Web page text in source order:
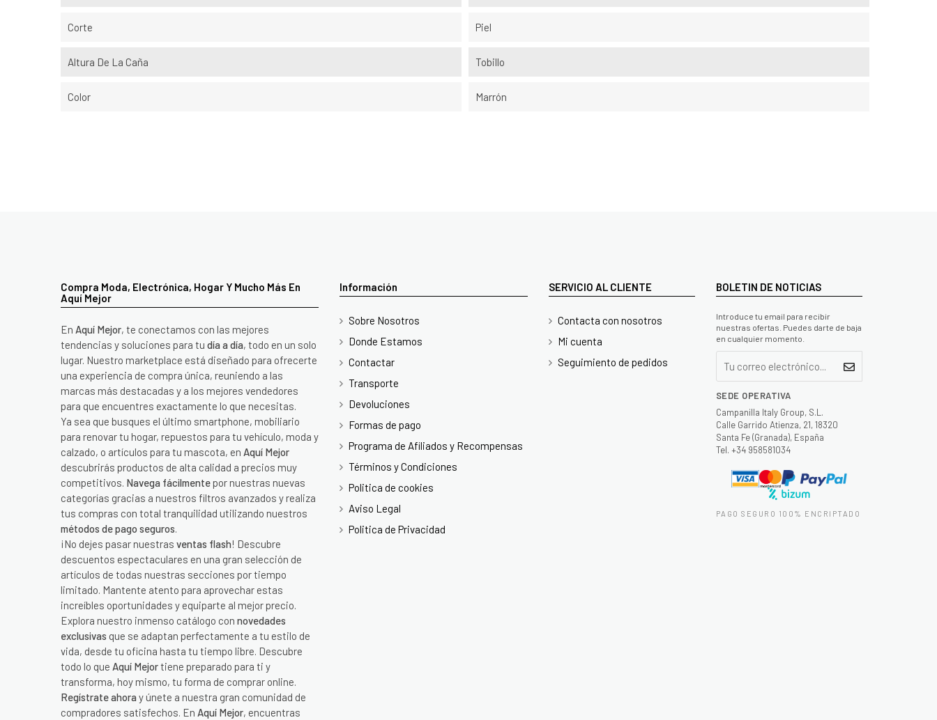
Corte Piel
Altura De La Caña Tobillo
Color Marrón
Compra Moda, Electrónica, Hogar Y Mucho Más En
Aquí Mejor
En Aquí Mejor, te conectamos con las mejores
tendencias y soluciones para tu día a día, todo en un solo
lugar. Nuestro marketplace está diseñado para ofrecerte
una experiencia de compra única, reuniendo a las
marcas más destacadas y a los mejores vendedores
para que encuentres exactamente lo que necesitas.
Ya sea que busques el último smartphone, mobiliario
para renovar tu hogar, repuestos para tu vehículo, moda y
calzado, o artículos para tu mascota, en Aquí Mejor
descubrirás productos de alta calidad a precios muy
competitivos. Navega fácilmente por nuestras nuevas
categorías gracias a nuestros filtros avanzados y realiza
tus compras con total tranquilidad utilizando nuestros
métodos de pago seguros.
¡No dejes pasar nuestras ventas flash! Descubre
descuentos espectaculares en una gran selección de
artículos de todas nuestras secciones por tiempo
limitado. Mantente atento para aprovechar estas
increíbles oportunidades y equiparte al mejor precio.
Explora nuestro inmenso catálogo con novedades
exclusivas que se adaptan perfectamente a tu estilo de
vida, desde tu oficina hasta tu tiempo libre. Descubre
todo lo que Aquí Mejortiene preparado para ti y
transforma, hoy mismo, tu forma de comprar online.
Regístrate ahora y únete a nuestra gran comunidad de
compradores satisfechos. En Aquí Mejor, encuentras
Información
Sobre Nosotros
Donde Estamos
Contactar
Transporte
Devoluciones
Formas de pago
Programa de Afiliados y Recompensas
Términos y Condiciones
Politica de cookies
Aviso Legal
Politica de Privacidad
SERVICIO AL CLIENTE
Contacta con nosotros
Mi cuenta
Seguimiento de pedidos
BOLETIN DE NOTICIAS
Introduce tu email para recibir
nuestras ofertas. Puedes darte de baja
en cualquier momento.
SEDE OPERATIVA
Campanilla Italy Group, S.L.
Calle Garrido Atienza, 21, 18320
Santa Fe (Granada), España
Tel. +34 958581034
PAGO SEGURO 100% ENCRIPTADO